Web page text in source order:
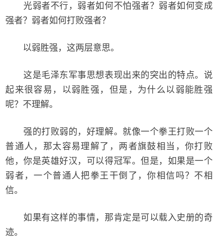
光弱者不行，弱者如何不怕强者？弱者如何变成
强者？弱者如何打败强者？
以弱胜强，这两层意思。
这是毛泽东军事思想表现出来的突出的特点。说
起来很容易，以弱胜强，但是，为什么以弱能胜强
呢？不理解。
强的打败弱的，好理解。就像一个拳王打败一个
普通人，那太容易理解了，两者旗鼓相当，你打败
他，你是英雄好汉，可以得冠军。但是，如果是一个
弱者，一个普通人把拳王干倒了，你相信吗？不相
信。
如果有这样的事情，那肯定是可以载入史册的奇
迹。